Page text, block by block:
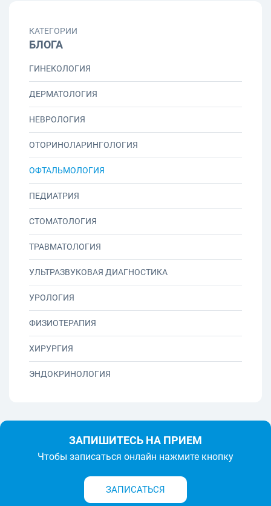
КАТЕГОРИИ
БЛОГА
ГИНЕКОЛОГИЯ
ДЕРМАТОЛОГИЯ
НЕВРОЛОГИЯ
ОТОРИНОЛАРИНГОЛОГИЯ
ОФТАЛЬМОЛОГИЯ
ПЕДИАТРИЯ
СТОМАТОЛОГИЯ
ТРАВМАТОЛОГИЯ
УЛЬТРАЗВУКОВАЯ ДИАГНОСТИКА
УРОЛОГИЯ
ФИЗИОТЕРАПИЯ
ХИРУРГИЯ
ЭНДОКРИНОЛОГИЯ
ЗАПИШИТЕСЬ НА ПРИЕМ
Чтобы записаться онлайн нажмите кнопку
ЗАПИСАТЬСЯ